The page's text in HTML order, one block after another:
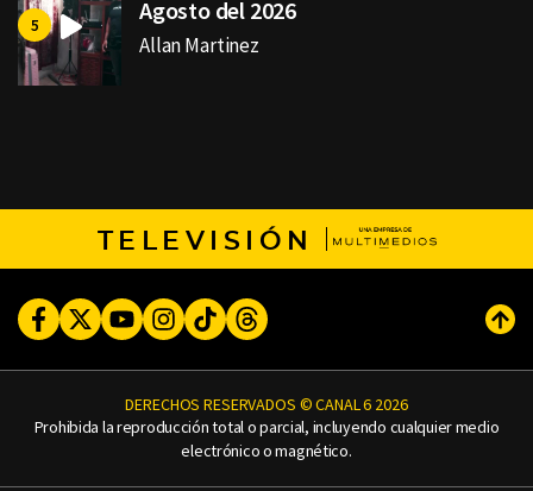
Agosto del 2026
Allan Martinez
TELEVISIÓN
FacebookTwitterYoutubeInstagram
TikTokThreads
DERECHOS RESERVADOS © CANAL 6 2026
Prohibida la reproducción total o parcial, incluyendo cualquier medio
electrónico o magnético.